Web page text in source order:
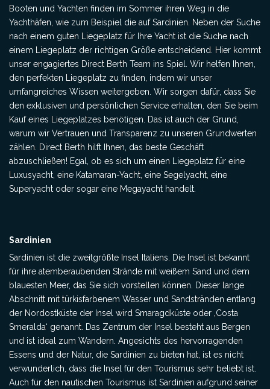
Booten und Yachten finden im Sommer ihren Weg in die
Yachthäfen, wie zum Beispiel die auf Sardinien. Neben der Suche
nach einem guten Liegeplatz für Ihre Yacht ist die Suche nach
einem Liegeplatz der richtigen Größe entscheidend. Hier kommt
unser engagiertes Direct Berth Team ins Spiel. Wir helfen Ihnen,
den perfekten Liegeplatz zu finden, indem wir unser
umfangreiches Wissen weitergeben. Wir sorgen dafür, dass Sie
den exklusiven und persönlichen Service erhalten, den Sie beim
Kauf eines Liegeplatzes benötigen. Das ist auch der Grund,
warum wir Vertrauen und Transparenz zu unseren Grundwerten
zählen. Direct Berth hilft Ihnen, das beste Geschäft
abzuschließen! Egal, ob es sich um einen Liegeplatz für eine
Luxusyacht, eine Katamaran-Yacht, eine Segelyacht, eine
Superyacht oder sogar eine Megayacht handelt.
Sardinien
Sardinien ist die zweitgrößte Insel Italiens. Die Insel ist bekannt
für ihre atemberaubenden Strände mit weißem Sand und dem
blauesten Meer, das Sie sich vorstellen können. Dieser lange
Abschnitt mit türkisfarbenem Wasser und Sandstränden entlang
der Nordostküste der Insel wird Smaragdküste oder ‚Costa
Smeralda‘ genannt. Das Zentrum der Insel besteht aus Bergen
und ist ideal zum Wandern. Angesichts des hervorragenden
Essens und der Natur, die Sardinien zu bieten hat, ist es nicht
verwunderlich, dass die Insel für den Tourismus sehr beliebt ist.
Auch für den nautischen Tourismus ist Sardinien aufgrund seiner